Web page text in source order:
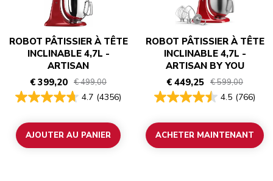
ROBOT PÂTISSIER À TÊTE
INCLINABLE 4,7L -
ARTISAN
€ 399,20 € 499,00
4.7 (4356)
AJOUTER AU PANIER
ROBOT PÂTISSIER À TÊTE
INCLINABLE 4,7L -
ARTISAN BY YOU
€ 449,25 € 599,00
4.5 (766)
ACHETER MAINTENANT